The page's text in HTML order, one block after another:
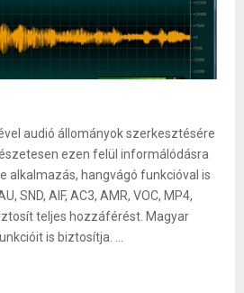
audió állományok szerkesztésére
ezen felül informálódásra
alkalmazás, hangvágó funkcióval is
SND, AIF, AC3, AMR, VOC, MP4,
teljes hozzáférést. Magyar
is biztosítja. ...